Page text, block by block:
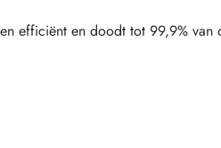
efficiënt en doodt tot 99,9% van